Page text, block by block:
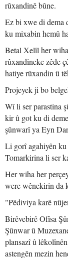
rûxandinê bûne.
Ez bi xwe di dema
ku mixabin hemû
Betal Xelîl her
rûxandineke zêde
hatiye rûxandin û
Projeyek ji bo
Wî li ser parastina
kir û got ku di
şûnwarî ya Eyn
Li gorî agahiyên
Tomarkirina li ser
Her wiha her
were wênekirin da
"Pêdiviya karê
Birêvebirê Ofîsa
Şûnwar û
plansazî û
astengên mezin